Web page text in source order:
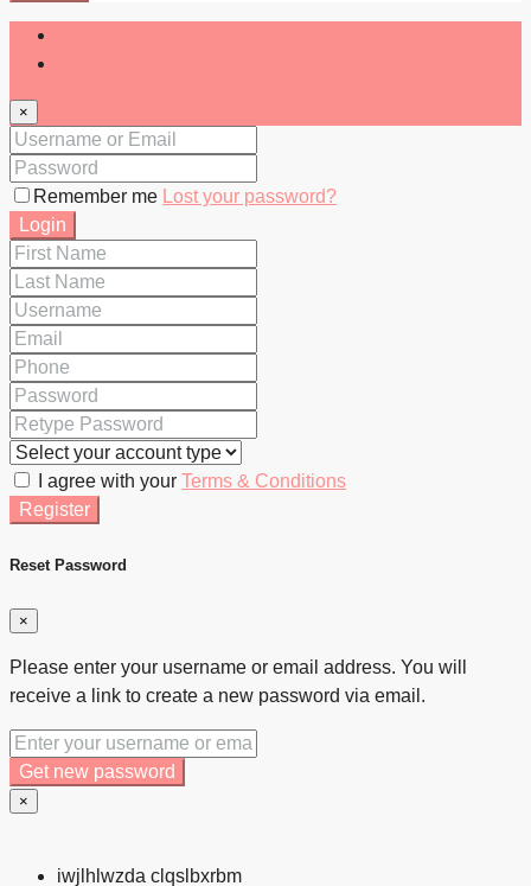
×
Remember me Lost your password?
Login
I agree with your Terms & Conditions
Register
Reset Password
×
Please enter your username or email address. You will
receive a link to create a new password via email.
Get new password
×
iwjlhlwzda clqslbxrbm